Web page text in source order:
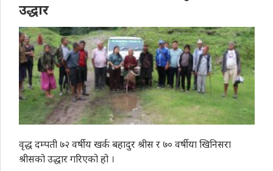
उद्धार
वृद्ध दम्पती ७२ वर्षीय खर्क बहादुर श्रीस र ७० वर्षीया खिनिसरा
श्रीसको उद्धार गरिएको हो ।